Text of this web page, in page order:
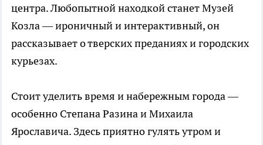
центра. Любопытной находкой станет Музей
Козла — ироничный и интерактивный, он
рассказывает о тверских преданиях и городских
курьезах.
Стоит уделить время и набережным города —
особенно Степана Разина и Михаила
Ярославича. Здесь приятно гулять утром и